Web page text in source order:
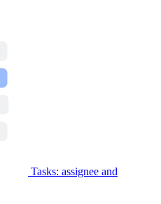
Tasks: assignee and